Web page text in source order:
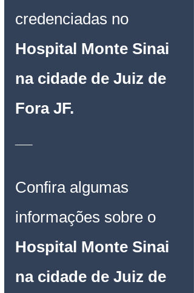
credenciadas no
Hospital Monte Sinai
na cidade de Juiz de
Fora JF.
Confira algumas
informações sobre o
Hospital Monte Sinai
na cidade de Juiz de